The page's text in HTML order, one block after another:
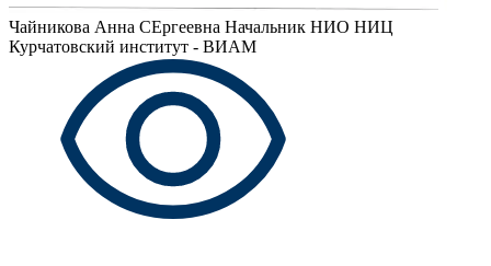
Чайникова Анна СЕргеевна Начальник НИО НИЦ
Курчатовский институт - ВИАМ